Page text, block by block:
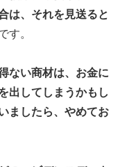
は、それを見送ると
す。
ない商材は、お金に
出してしまうかもし
ましたら、やめてお